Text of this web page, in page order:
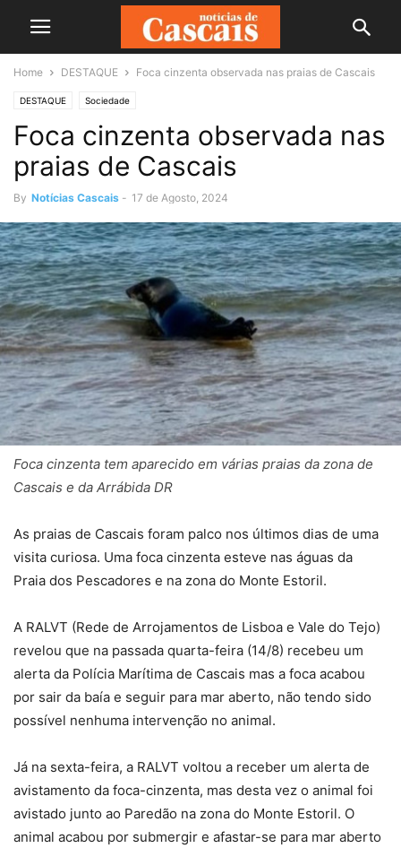
Home DESTAQUE Foca cinzenta observada nas praias de Cascais
DESTAQUE Sociedade
Foca cinzenta observada nas
praias de Cascais
By Notícias Cascais - 17 de Agosto, 2024
Foca cinzenta tem aparecido em várias praias da zona de
Cascais e da Arrábida DR
As praias de Cascais foram palco nos últimos dias de uma
visita curiosa. Uma foca cinzenta esteve nas águas da
Praia dos Pescadores e na zona do Monte Estoril.
A RALVT (Rede de Arrojamentos de Lisboa e Vale do Tejo)
revelou que na passada quarta-feira (14/8) recebeu um
alerta da Polícia Marítima de Cascais mas a foca acabou
por sair da baía e seguir para mar aberto, não tendo sido
possível nenhuma intervenção no animal.
Já na sexta-feira, a RALVT voltou a receber um alerta de
avistamento da foca-cinzenta, mas desta vez o animal foi
avistado junto ao Paredão na zona do Monte Estoril. O
animal acabou por submergir e afastar-se para mar aberto